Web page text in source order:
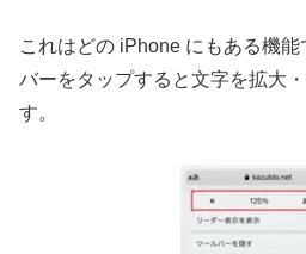
これはどの iPhone にもある機
バーをタップすると文字を拡大
す。